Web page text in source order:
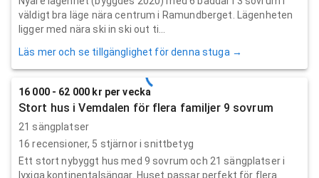
väldigt bra läge nära centrum i Ramundberget. Lägenheten
ligger med nära ski in ski out ti...
Läs mer och se tillgänglighet för denna stuga →
16 000 - 62 000 kr per vecka
Stort hus i Vemdalen för flera familjer 9 sovrum
21 sängplatser
16 recensioner, 5 stjärnor i snittbetyg
Ett stort nybyggt hus med 9 sovrum och 21 sängplatser i
lyxiga kontinentalsängar. Huset passar perfekt för flera